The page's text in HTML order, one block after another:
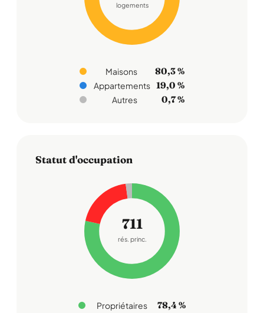
logements
Maisons 80,3 %
Appartements 19,0 %
Autres 0,7 %
Statut d'occupation
711
rés. princ.
Propriétaires 78,4 %